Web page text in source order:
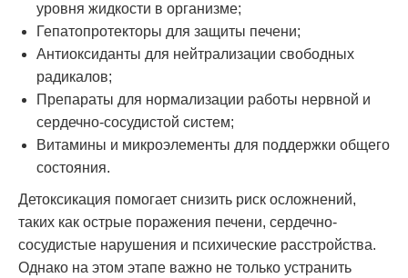
уровня жидкости в организме;
Гепатопротекторы для защиты печени;
Антиоксиданты для нейтрализации свободных
радикалов;
Препараты для нормализации работы нервной и
сердечно-сосудистой систем;
Витамины и микроэлементы для поддержки общего
состояния.
Детоксикация помогает снизить риск осложнений,
таких как острые поражения печени, сердечно-
сосудистые нарушения и психические расстройства.
Однако на этом этапе важно не только устранить